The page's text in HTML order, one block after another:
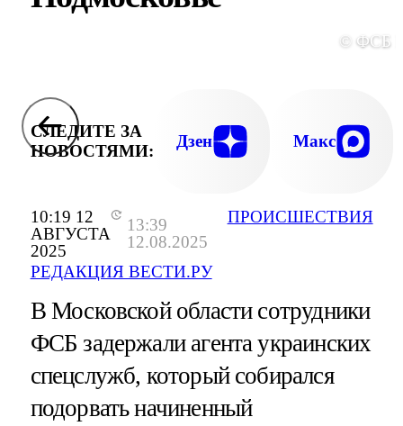
10:19 12
АВГУСТА
2025
13:39
12.08.2025
РЕДАКЦИЯ ВЕСТИ.РУ
ПРОИСШЕСТВИЯ
© ФСБ
СЛЕДИТЕ ЗА
НОВОСТЯМИ:
Дзен Макс
В Московской области сотрудники
ФСБ задержали агента украинских
спецслужб, который собирался
подорвать начиненный